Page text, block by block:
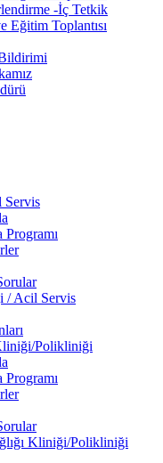
-İç Tetkik
Eğitim Toplantısı
Programı
/ Acil Servis
Polikliniği
Programı
Kliniği/Polikliniği